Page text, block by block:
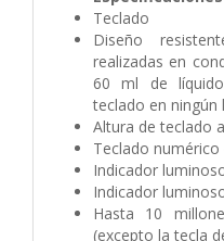
Teclado
Diseño
realizadas en
60 ml de
teclado en ningún
Altura de teclado
Teclado
Indicador
Indicador
Hasta 10
(excepto la tecla